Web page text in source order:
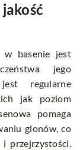
w basenie jest
jego
regularne
jak poziom
pomaga
glonów, co
i przejrzystości.